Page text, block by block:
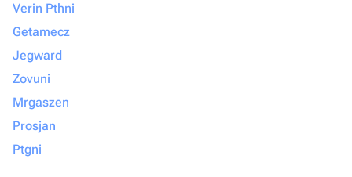
Verin Pthni
Getamecz
Jegward
Zovuni
Mrgaszen
Prosjan
Ptgni